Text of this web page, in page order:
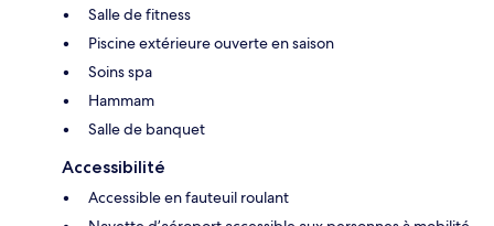
Salle de fitness
Piscine extérieure ouverte en saison
Soins spa
Hammam
Salle de banquet
Accessibilité
Accessible en fauteuil roulant